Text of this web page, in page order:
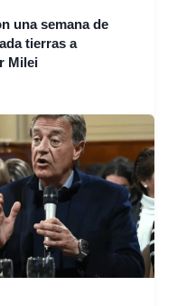
una semana de
tierras a
Milei